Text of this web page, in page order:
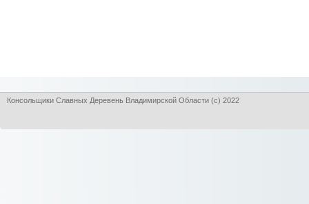
Консольщики Славных Деревень Владимирской Области (с) 2022